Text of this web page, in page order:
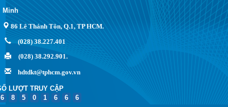
Minh
86 Lê Thánh Tôn, Q.1, TP HCM.
(028) 38.227.401
(028) 38.292.901.
hdtdkt@tphcm.gov.vn
LƯỢT TRUY CẬP
6
8 5 0 1 6 6 6